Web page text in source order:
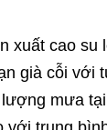
xuất cao
già cỗi với
mưa